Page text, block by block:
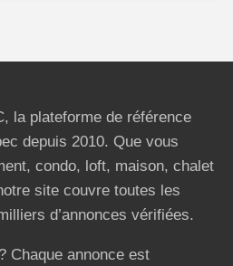
la plateforme de référence
depuis 2010. Que vous
condo, loft, maison, chalet
site couvre toutes les
d’annonces vérifiées.
Chaque annonce est